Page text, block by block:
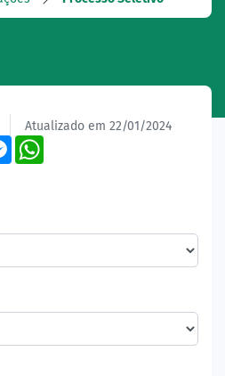
Atualizado em 22/01/2024
Messenger